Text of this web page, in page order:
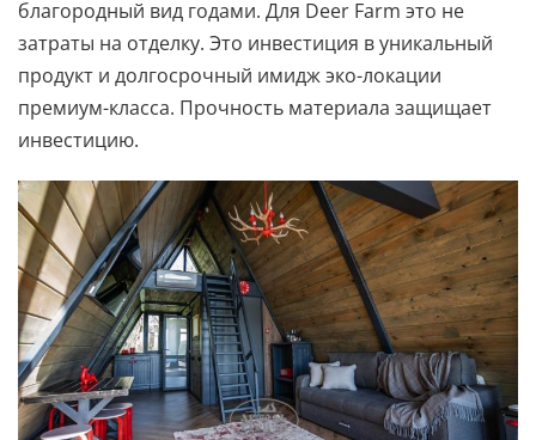
благородный вид годами. Для Deer Farm это не
затраты на отделку. Это инвестиция в уникальный
продукт и долгосрочный имидж эко-локации
премиум-класса. Прочность материала защищает
инвестицию.